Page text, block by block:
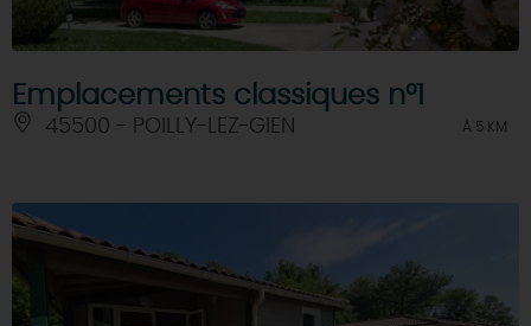
Emplacements classiques n°1
45500 - POILLY-LEZ-GIEN À 5 KM